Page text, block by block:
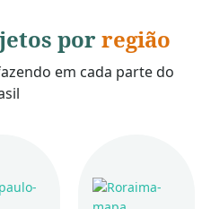
por região
em cada parte do